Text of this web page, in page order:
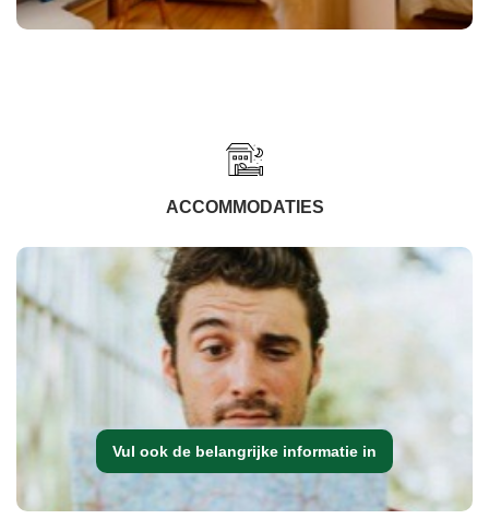
ACCOMMODATIES
Vul ook de belangrijke informatie in